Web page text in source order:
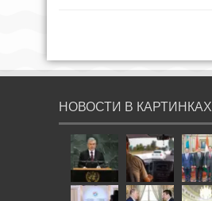
НОВОСТИ В КАРТИНКАХ